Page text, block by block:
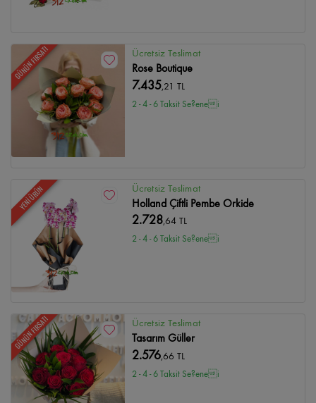
GÜNÜN FIRSATI Ücretsiz Teslimat
Rose Boutique
7.435,21 TL
2 - 4 - 6 Taksit Se?enei
YENİ ÜRÜN Ücretsiz Teslimat
Holland Çiftli Pembe Orkide
2.728,64 TL
2 - 4 - 6 Taksit Se?enei
GÜNÜN FIRSATI Ücretsiz Teslimat
Tasarım Güller
2.576,66 TL
2 - 4 - 6 Taksit Se?enei